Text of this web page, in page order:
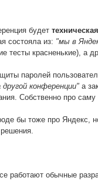
будет техническая
состояла из: "мы в
тесты красненькие), а
паролей
конференции" а
Собственно про саму
бы тоже про Яндекс,
работают обычные